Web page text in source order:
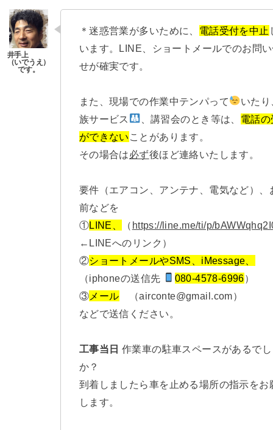
＊迷惑営業が多いために、 電話受付を中止
います。LINE、ショートメールでのお問
せが確実です。
また、現場での作業中テンパって
いたり
族サービス
、講習会のとき等は、 電話の
ができない ことがあります。
その場合は必ず後ほど連絡いたします。
要件（エアコン、アンテナ、電気など）、
前などを
①LINE、 （ https://line.me/ti/p/
←LINEへのリンク）
②ショートメールやSMS、iMessage、
（iphoneの送信先
080-4578-6996）
③ メール （airconte@gmail.com）
などで送信ください。
工事当日 作業車の駐車スペースがあるで
か？
到着しましたら車を止める場所の指示をお
します。